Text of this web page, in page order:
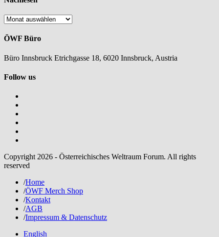
Nachlesen
ÖWF Büro
Büro Innsbruck Etrichgasse 18, 6020 Innsbruck, Austria
Follow us
Copyright 2026 - Österreichisches Weltraum Forum. All rights
reserved
/Home
/ÖWF Merch Shop
/Kontakt
/AGB
/Impressum & Datenschutz
English